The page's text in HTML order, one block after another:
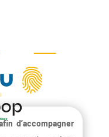
d’accompagner